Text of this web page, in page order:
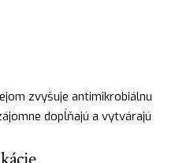
zvyšuje antimikrobiálnu
dopĺňajú a vytvárajú